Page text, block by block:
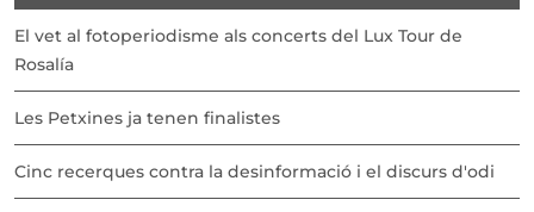
El vet al fotoperiodisme als concerts del Lux Tour de
Rosalía
Les Petxines ja tenen finalistes
Cinc recerques contra la desinformació i el discurs d'odi